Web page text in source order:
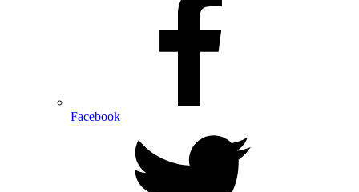
Facebook